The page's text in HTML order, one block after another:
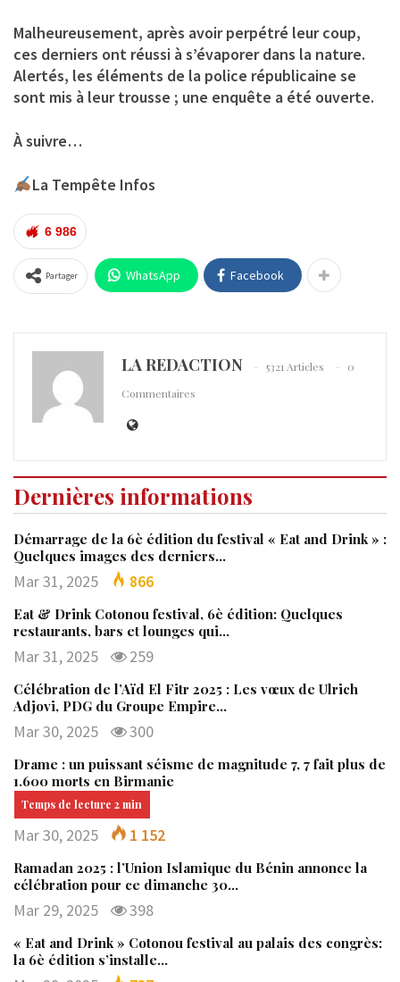
Malheureusement, après avoir perpétré leur coup,
ces derniers ont réussi à s’évaporer dans la nature.
Alertés, les éléments de la police républicaine se
sont mis à leur trousse ; une enquête a été ouverte.
À suivre…
La Tempête Infos
6 986
Partager WhatsApp Facebook
LA REDACTION 5321 Articles
0
Commentaires
Dernières informations
Démarrage de la 6è édition du festival « Eat and Drink » :
Quelques images des derniers…
Mar 31, 2025 866
Eat & Drink Cotonou festival, 6è édition: Quelques
restaurants, bars et lounges qui…
Mar 31, 2025 259
Célébration de l’Aïd El Fitr 2025 : Les vœux de Ulrich
Adjovi, PDG du Groupe Empire…
Mar 30, 2025 300
Drame : un puissant séisme de magnitude 7, 7 fait plus de
1.600 morts en Birmanie
Mar 30, 2025 1 152
Ramadan 2025 : l’Union Islamique du Bénin annonce la
célébration pour ce dimanche 30…
Mar 29, 2025 398
« Eat and Drink » Cotonou festival au palais des congrès:
la 6è édition s’installe…